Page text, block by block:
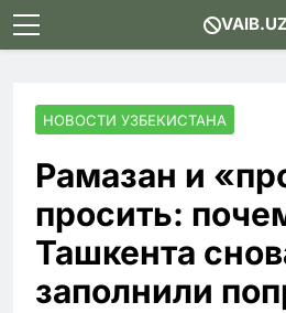
Skip
to
VAIB.UZ
НОВОСТИ УЗБЕКИСТАНА
Рамазан и
просить:
Ташкента
заполнили